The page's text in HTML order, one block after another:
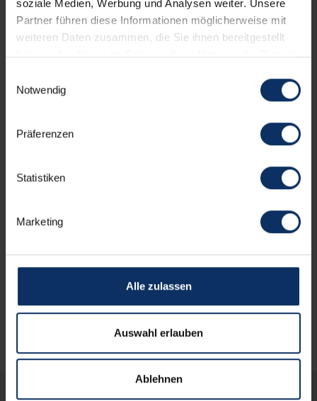
soziale Medien, Werbung und Analysen weiter. Unsere
Partner führen diese Informationen möglicherweise mit
weiteren Daten zusammen, die Sie ihnen bereitgestellt
haben oder die sie im Rahmen Ihrer Nutzung der Dienste
Notwendig
Präferenzen
Statistiken
Marketing
Alle zulassen
Auswahl erlauben
Ablehnen
Dienstleistungen
Ausstattung der Zimmer
Andere Serviceleistungen